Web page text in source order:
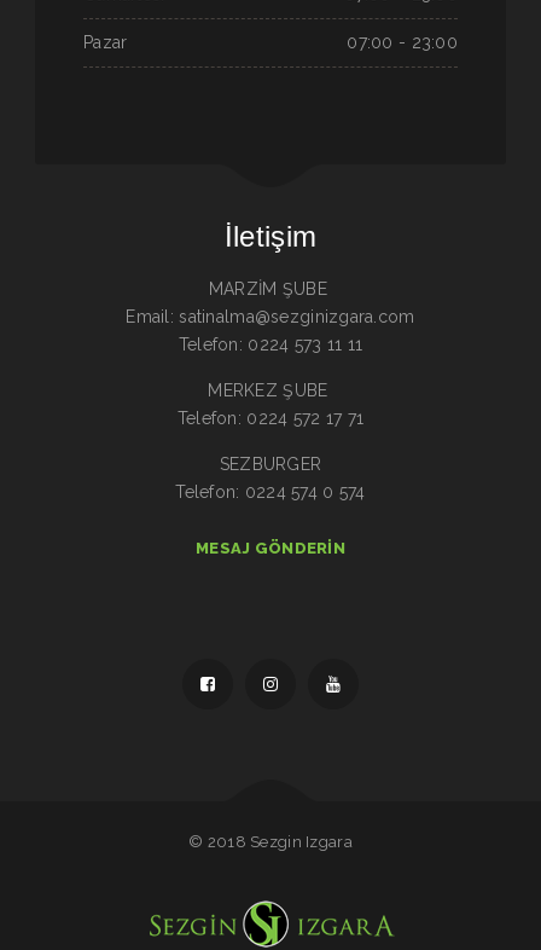
Pazar 07:00 - 23:00
İletişim
MARZİM ŞUBE
Email: satinalma@sezginizgara.com
Telefon: 0224 573 11 11
MERKEZ ŞUBE
Telefon: 0224 572 17 71
SEZBURGER
Telefon: 0224 574 0 574
MESAJ GÖNDERIN
© 2018 Sezgin Izgara